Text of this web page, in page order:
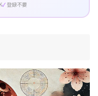
登録不要